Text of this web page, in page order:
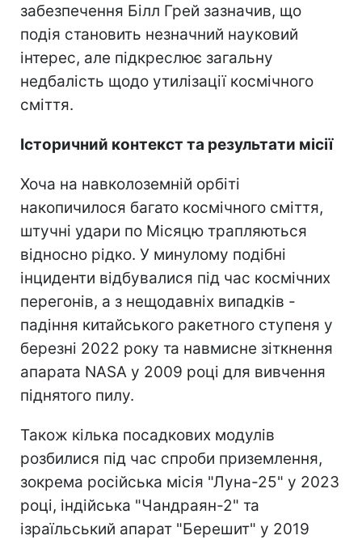
забезпечення Білл Грей зазначив, що
подія становить незначний науковий
інтерес, але підкреслює загальну
недбалість щодо утилізації космічного
сміття.
Історичний контекст та результати місії
Хоча на навколоземній орбіті
накопичилося багато космічного сміття,
штучні удари по Місяцю трапляються
відносно рідко. У минулому подібні
інциденти відбувалися під час космічних
перегонів, а з нещодавніх випадків -
падіння китайського ракетного ступеня у
березні 2022 року та навмисне зіткнення
апарата NASA у 2009 році для вивчення
піднятого пилу.
Також кілька посадкових модулів
розбилися під час спроби приземлення,
зокрема російська місія "Луна-25" у 2023
році, індійська "Чандраян-2" та
ізраїльський апарат "Берешит" у 2019